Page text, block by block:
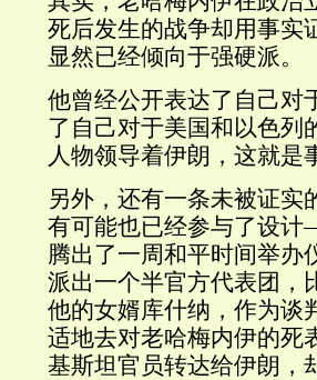
死后发生的战争却用事实
显然已经倾向于强硬派。
他曾经公开表达了自己对
了自己对于美国和以色列
人物领导着伊朗，这就是
另外，还有一条未被证实
有可能也已经参与了设
腾出了一周和平时间举办
派出一个半官方代表团，
他的女婿库什纳，作为谈
适地去对老哈梅内伊的
基斯坦官员转达给伊朗，